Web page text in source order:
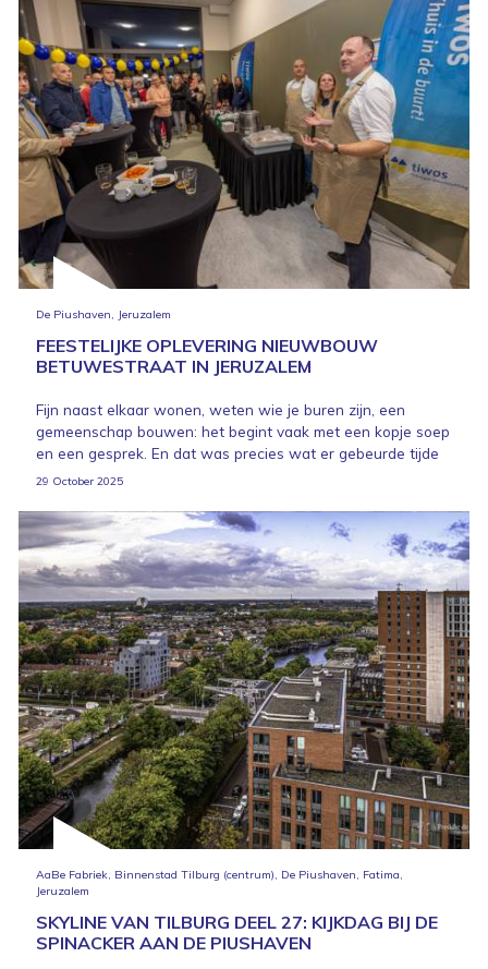
De Piushaven, Jeruzalem
FEESTELIJKE OPLEVERING NIEUWBOUW
BETUWESTRAAT IN JERUZALEM
Fijn naast elkaar wonen, weten wie je buren zijn, een
gemeenschap bouwen: het begint vaak met een kopje soep
en een gesprek. En dat was precies wat er gebeurde tijde
29 October 2025
AaBe Fabriek, Binnenstad Tilburg (centrum), De Piushaven, Fatima,
Jeruzalem
SKYLINE VAN TILBURG DEEL 27: KIJKDAG BIJ DE
SPINACKER AAN DE PIUSHAVEN